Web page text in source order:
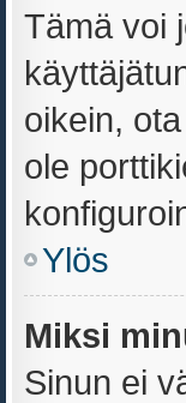
Tämä voi
oikein,
ole
Ylös
Miksi
Sinun ei